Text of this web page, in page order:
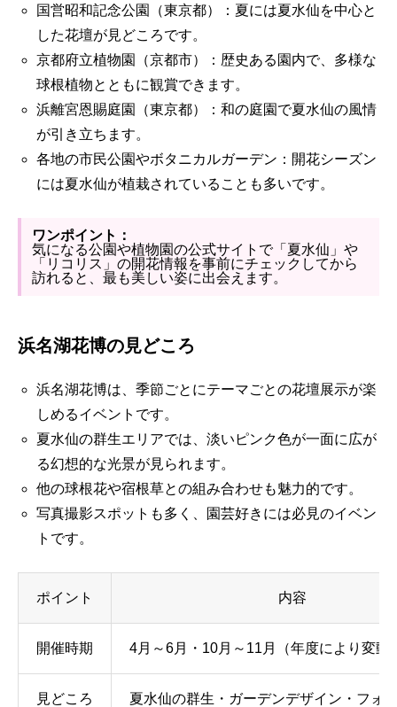
国営昭和記念公園（東京都）：夏には夏水仙を中心と
した花壇が見どころです。
京都府立植物園（京都市）：歴史ある園内で、多様な
球根植物とともに観賞できます。
浜離宮恩賜庭園（東京都）：和の庭園で夏水仙の風情
が引き立ちます。
各地の市民公園やボタニカルガーデン：開花シーズン
には夏水仙が植栽されていることも多いです。
ワンポイント：
気になる公園や植物園の公式サイトで「夏水仙」や
「リコリス」の開花情報を事前にチェックしてから
訪れると、最も美しい姿に出会えます。
浜名湖花博の見どころ
浜名湖花博は、季節ごとにテーマごとの花壇展示が楽
しめるイベントです。
夏水仙の群生エリアでは、淡いピンク色が一面に広が
る幻想的な光景が見られます。
他の球根花や宿根草との組み合わせも魅力的です。
写真撮影スポットも多く、園芸好きには必見のイベン
トです。
ポイント 内容
開催時期 4月～6月・10月～11月（年度により変動
見どころ 夏水仙の群生・ガーデンデザイン・フォ